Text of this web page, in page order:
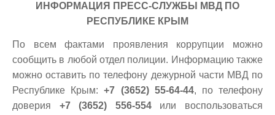
ИНФОРМАЦИЯ ПРЕСС-СЛУЖБЫ МВД ПО
РЕСПУБЛИКЕ КРЫМ
По всем фактами проявления коррупции можно
сообщить в любой отдел полиции. Информацию также
можно оставить по телефону дежурной части МВД по
Республике Крым:+7 (3652) 55-64-44, по телефону
доверия +7 (3652) 556-554или воспользоваться